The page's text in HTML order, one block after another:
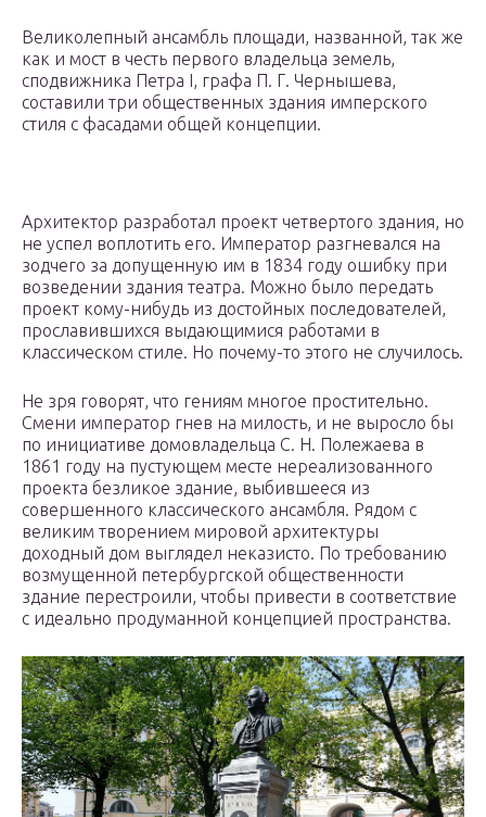
Великолепный ансамбль площади, названной, так же
как и мост в честь первого владельца земель,
сподвижника Петра I, графа П. Г. Чернышева,
составили три общественных здания имперского
стиля с фасадами общей концепции.
Архитектор разработал проект четвертого здания, но
не успел воплотить его. Император разгневался на
зодчего за допущенную им в 1834 году ошибку при
возведении здания театра. Можно было передать
проект кому-нибудь из достойных последователей,
прославившихся выдающимися работами в
классическом стиле. Но почему-то этого не случилось.
Не зря говорят, что гениям многое простительно.
Смени император гнев на милость, и не выросло бы
по инициативе домовладельца С. Н. Полежаева в
1861 году на пустующем месте нереализованного
проекта безликое здание, выбившееся из
совершенного классического ансамбля. Рядом с
великим творением мировой архитектуры
доходный дом выглядел неказисто. По требованию
возмущенной петербургской общественности
здание перестроили, чтобы привести в соответствие
с идеально продуманной концепцией пространства.